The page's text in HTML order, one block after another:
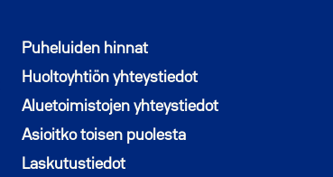
Puheluiden hinnat
Huoltoyhtiön yhteystiedot
Aluetoimistojen yhteystiedot
Asioitko toisen puolesta
Laskutustiedot